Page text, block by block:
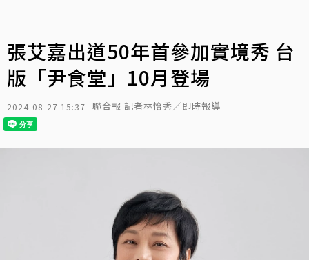
張艾嘉出道50年首參加實境秀 台
版「尹食堂」10月登場
2024-08-27 15:37 聯合報 記者林怡秀／即時報導